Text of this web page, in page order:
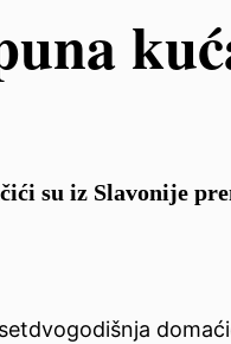
su iz Slavonije